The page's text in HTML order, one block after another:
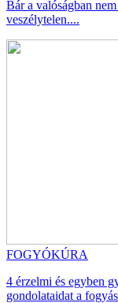
Bár a valóságban
veszélytelen....
FOGYÓKÚRA
4 érzelmi és egyben
gondolataidat a